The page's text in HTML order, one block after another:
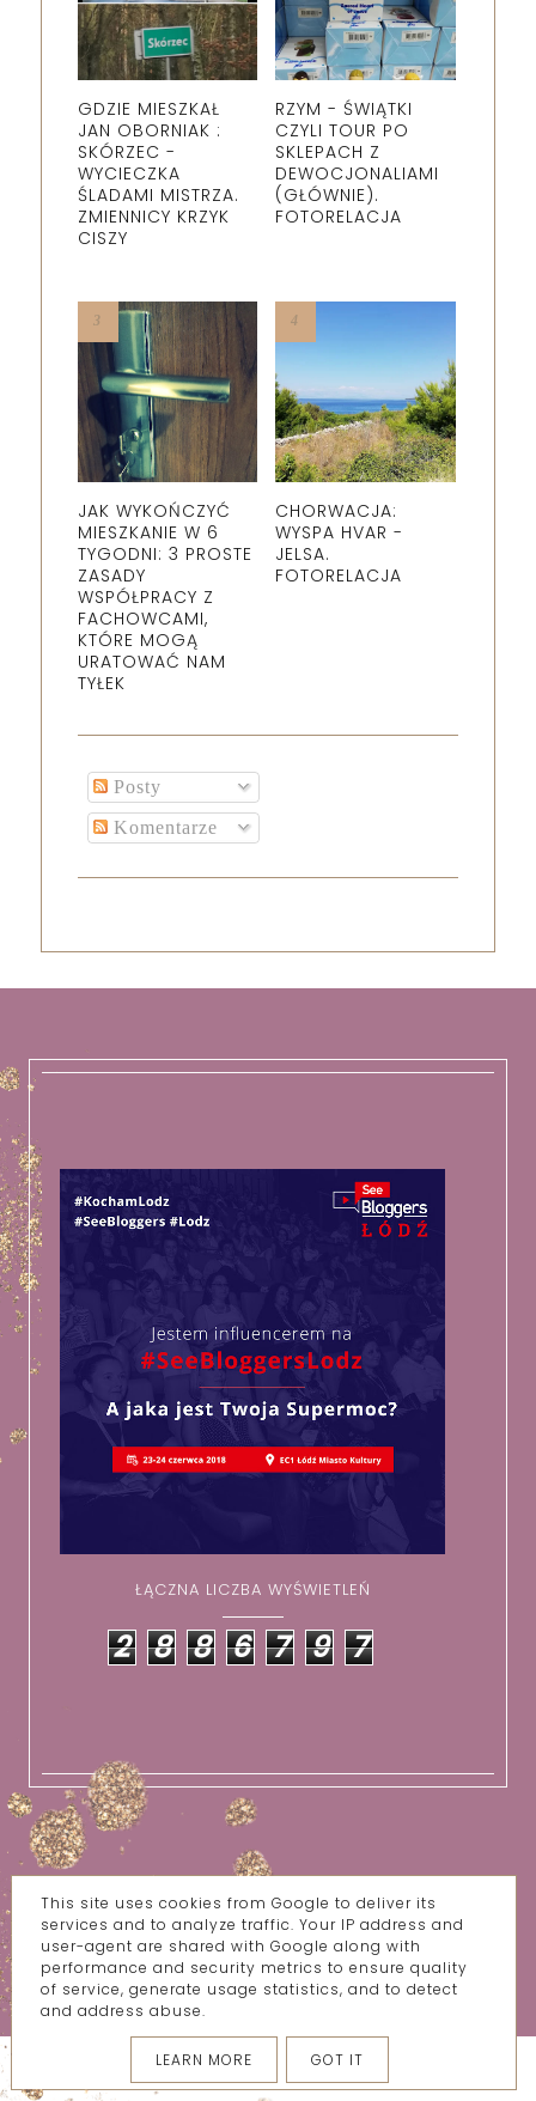
GDZIE MIESZKAŁ
JAN OBORNIAK :
SKÓRZEC -
WYCIECZKA
ŚLADAMI MISTRZA.
ZMIENNICY KRZYK
CISZY
RZYM - ŚWIĄTKI
CZYLI TOUR PO
SKLEPACH Z
DEWOCJONALIAMI
(GŁÓWNIE).
FOTORELACJA
JAK WYKOŃCZYĆ
MIESZKANIE W 6
TYGODNI: 3 PROSTE
ZASADY
WSPÓŁPRACY Z
FACHOWCAMI,
KTÓRE MOGĄ
URATOWAĆ NAM
TYŁEK
CHORWACJA:
WYSPA HVAR -
JELSA.
FOTORELACJA
Posty
Komentarze
ŁĄCZNA LICZBA WYŚWIETLEŃ
2 8 8 6 7 9 7
KONTAKT/WSPÓŁPRACA O MNIE
COPYRIGHT ©WSZYSTKIE MOJE BZIKI
BLOG DESIGN:KAROGRAFIA.PL
This site uses cookies from Google to deliver its
services and to analyze traffic. Your IP address and
user-agent are shared with Google along with
performance and security metrics to ensure quality
of service, generate usage statistics, and to detect
and address abuse.
LEARN MORE GOT IT